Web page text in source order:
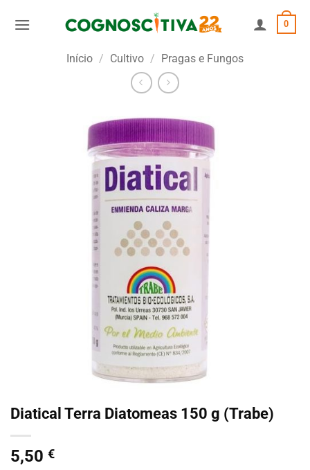
0
Início / Cultivo / Pragas e Fungos
Diatical Terra Diatomeas 150 g (Trabe)
5,50 €